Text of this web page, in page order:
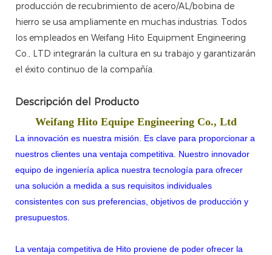
producción de recubrimiento de acero/AL/bobina de
hierro se usa ampliamente en muchas industrias. Todos
los empleados en Weifang Hito Equipment Engineering
Co., LTD integrarán la cultura en su trabajo y garantizarán
el éxito continuo de la compañía.
Descripción del Producto
Weifang Hito Equipe Engineering Co., Ltd
La innovación es nuestra misión. Es clave para proporcionar a
nuestros clientes una ventaja competitiva. Nuestro innovador
equipo de ingeniería aplica nuestra tecnología para ofrecer
una solución a medida a sus requisitos individuales
consistentes con sus preferencias, objetivos de producción y
presupuestos.
La ventaja competitiva de Hito proviene de poder ofrecer la